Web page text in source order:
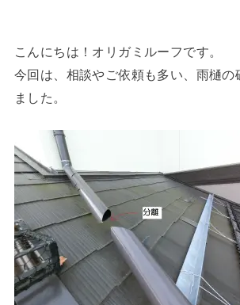
こんにちは！オリガミルーフです。
今回は、相談やご依頼も多い、雨樋の
ました。